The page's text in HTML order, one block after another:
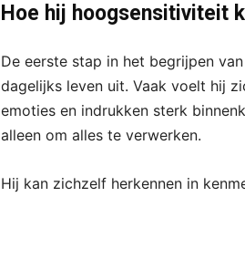
Hoe hij hoogsensitiviteit
De eerste stap in het begrijpen
dagelijks leven uit. Vaak voelt hij
emoties en indrukken sterk
alleen om alles te verwerken.
Hij kan zichzelf herkennen in